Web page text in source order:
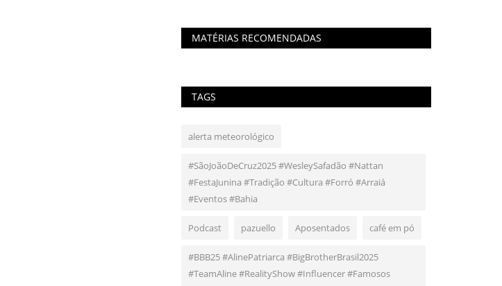
MATÉRIAS RECOMENDADAS
TAGS
alerta meteorológico
#SãoJoãoDeCruz2025 #WesleySafadão #Nattan
#FestaJunina #Tradição #Cultura #Forró #Arraiá
#Eventos #Bahia
Podcast pazuello Aposentados café em pó
#BBB25 #AlinePatriarca #BigBrotherBrasil2025
#TeamAline #RealityShow #Influencer #Famosos